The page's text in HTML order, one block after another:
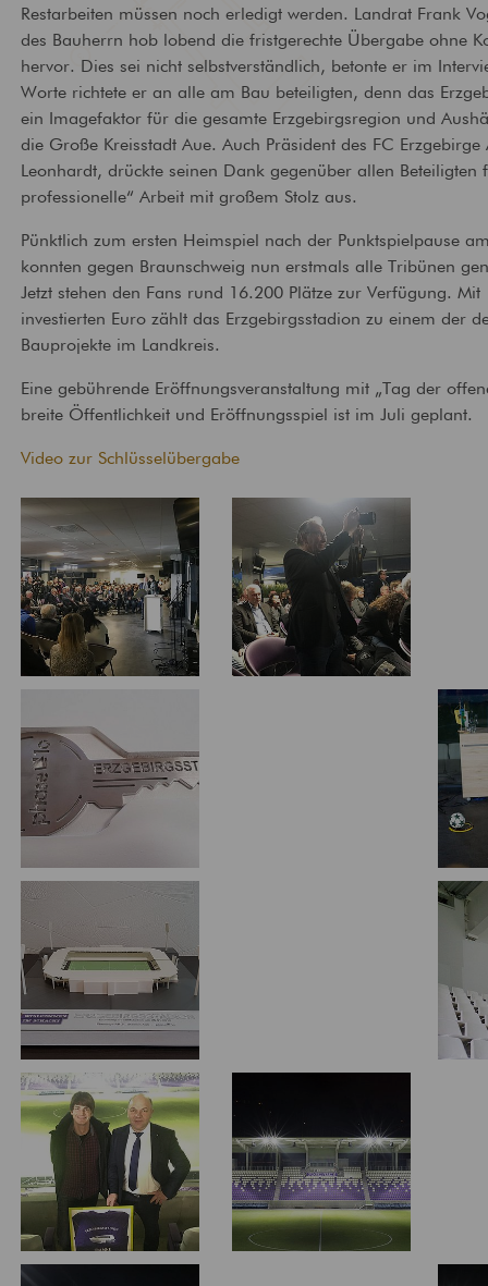
Technische
Gebäudeausrüstung
Ausstattung von Gebäuden
mit zeitgemäßer
Brandschutz
Bewertung und
baulichem Brandschutz
Restarbeiten müssen noch erledigt werden. Landrat Frank
des Bauherrn hob lobend die fristgerechte Übergabe ohne
hervor. Dies sei nicht selbstverständlich, betonte er im
Worte richtete er an alle am Bau beteiligten, denn das
ein Imagefaktor für die gesamte Erzgebirgsregion und
die Große Kreisstadt Aue. Auch Präsident des FC Erzgebirge
Leonhardt, drückte seinen Dank gegenüber allen Beteiligten
professionelle“ Arbeit mit großem Stolz aus.
Pünktlich zum ersten Heimspiel nach der Punktspielpause
konnten gegen Braunschweig nun erstmals alle Tribünen
Jetzt stehen den Fans rund 16.200 Plätze zur Verfügung.
investierten Euro zählt das Erzgebirgsstadion zu einem der
Bauprojekte im Landkreis.
Eine gebührende Eröffnungsveranstaltung mit „Tag der
breite Öffentlichkeit und Eröffnungsspiel ist im Juli geplant.
Video zur Schlüsselübergabe